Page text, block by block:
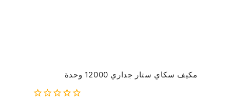
مكيف سكاي ستار جداري 12000 وحدة